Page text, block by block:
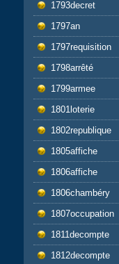
1793decret
1797an
1797requisition
1798arrêté
1799armee
1801loterie
1802republique
1805affiche
1806affiche
1806chambéry
1807occupation
1811decompte
1812decompte